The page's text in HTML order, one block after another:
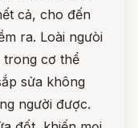
cả, cho đến
ra. Loài ngưòi
trong cơ thể
sửa không
người được.